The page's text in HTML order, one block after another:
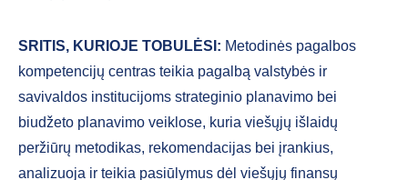
SRITIS, KURIOJE TOBULĖSI: Metodinės pagalbos
kompetencijų centras teikia pagalbą valstybės ir
savivaldos institucijoms strateginio planavimo bei
biudžeto planavimo veiklose, kuria viešųjų išlaidų
peržiūrų metodikas, rekomendacijas bei įrankius,
analizuoja ir teikia pasiūlymus dėl viešųjų finansų